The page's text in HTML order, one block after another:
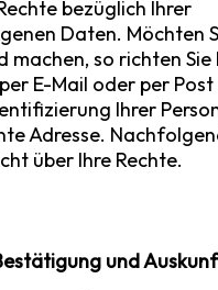
bezüglich Ihrer
Daten. Möchten
machen, so richten Sie
E-Mail oder per
Ihrer
Adresse.
über Ihre Rechte.
und